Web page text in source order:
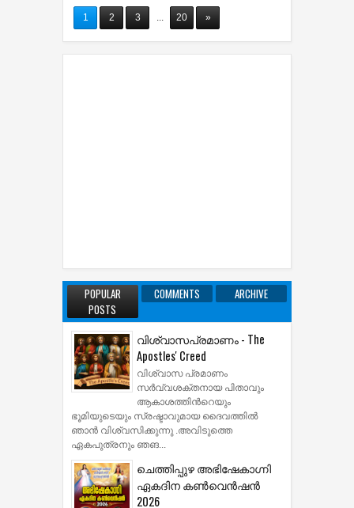
1 2 3 ... 20 »
POPULAR
POSTS
COMMENTS ARCHIVE
വിശ്വാസപ്രമാണം - The
Apostles' Creed
വിശ്വാസ പ്രമാണം
സര്‍വ്വശക്തനായ പിതാവും
ആകാശത്തിന്‍റെയും
ഭൂമിയുടെയും സ്രഷ്ടാവുമായ ദൈവത്തില്‍
ഞാന്‍ വിശ്വസിക്കുന്നു .അവിടുത്തെ
ഏകപുത്രനും ഞങ...
ചെത്തിപ്പുഴ അഭിഷേകാഗ്നി
ഏകദിന കൺവെൻഷൻ
2026